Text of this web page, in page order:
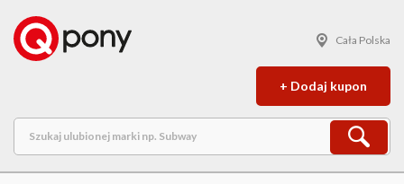
Cała Polska
+ Dodaj kupon